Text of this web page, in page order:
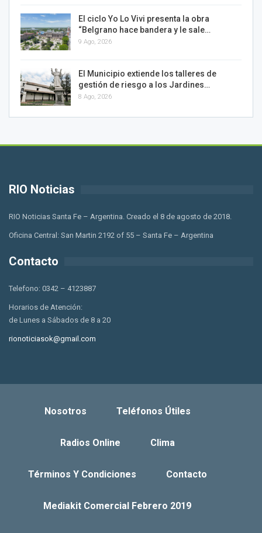
El ciclo Yo Lo Vivi presenta la obra
“Belgrano hace bandera y le sale…
9 Ago, 2026
El Municipio extiende los talleres de
gestión de riesgo a los Jardines…
8 Ago, 2026
RIO Noticias
RIO Noticias Santa Fe – Argentina. Creado el 8 de agosto de 2018.
Oficina Central: San Martin 2192 of 55 – Santa Fe – Argentina
Contacto
Telefono: 0342 – 4123887
Horarios de Atención:
de Lunes a Sábados de 8 a 20
rionoticiasok@gmail.com
Nosotros Teléfonos Útiles
Radios Online Clima
Términos Y Condiciones Contacto
Mediakit Comercial Febrero 2019